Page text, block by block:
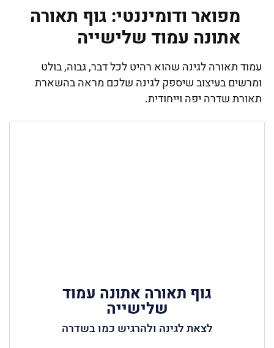
מפואר ודומיננטי: גוף תאורה
אתונה עמוד שלישייה
עמוד תאורה לגינה שהוא רהיט לכל דבר, גבוה, בולט
ומרשים בעיצוב שיספק לגינה שלכם מראה בהשארת
תאורת שדרה יפה וייחודית.
גוף תאורה אתונה עמוד
שלישייה
לצאת לגינה ולהרגיש כמו בשדרה